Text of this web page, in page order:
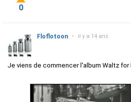
0
Floflotoon • il y a 14 ans
Je viens de commencer l'album Waltz for